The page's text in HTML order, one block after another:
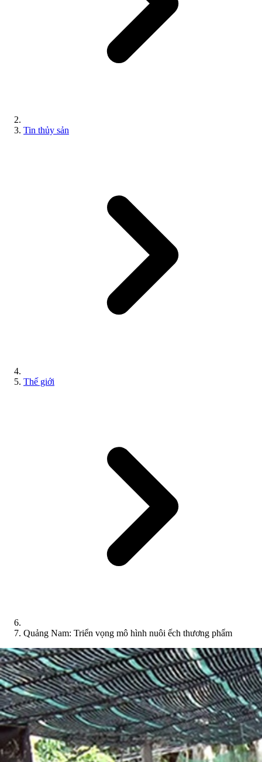
Tin thủy sản
Thế giới
Quảng Nam: Triển vọng mô hình nuôi ếch thương phẩm